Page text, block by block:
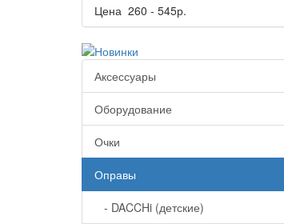
Цена 260 - 545р.
Аксессуары
Оборудование
Очки
Оправы
- DACCHi (детские)